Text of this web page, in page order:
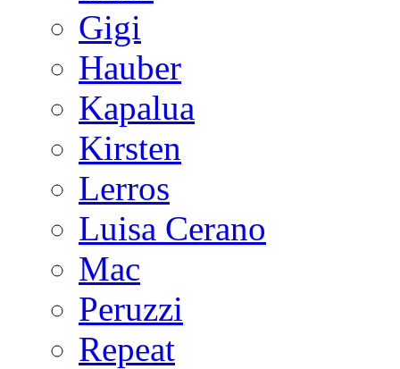
Gigi
Hauber
Kapalua
Kirsten
Lerros
Luisa Cerano
Mac
Peruzzi
Repeat